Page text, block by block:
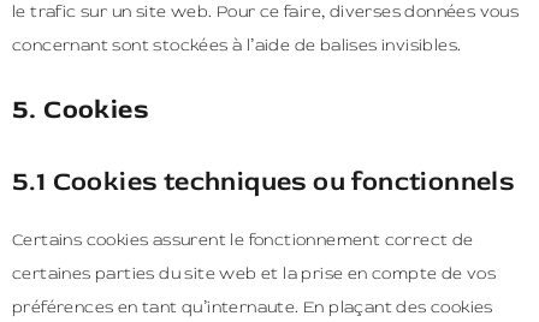
le trafic sur un site web. Pour ce faire, diverses données vous
concernant sont stockées à l’aide de balises invisibles.
5. Cookies
5.1 Cookies techniques ou fonctionnels
Certains cookies assurent le fonctionnement correct de
certaines parties du site web et la prise en compte de vos
préférences en tant qu’internaute. En plaçant des cookies